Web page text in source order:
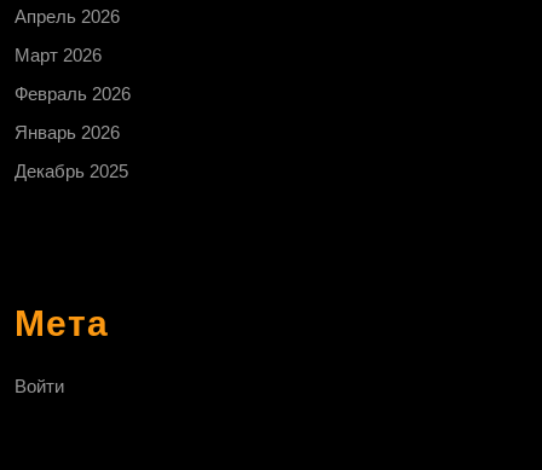
Апрель 2026
Март 2026
Февраль 2026
Январь 2026
Декабрь 2025
Мета
Войти